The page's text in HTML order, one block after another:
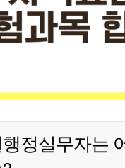
정실무자는